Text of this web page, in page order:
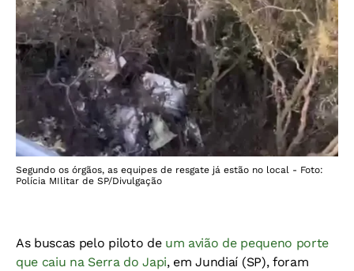
Segundo os órgãos, as equipes de resgate já estão no local - Foto:
Polícia MIlitar de SP/Divulgação
As buscas pelo piloto deum avião de pequeno porte
que caiu na Serra do Japi, em Jundiaí (SP), foram